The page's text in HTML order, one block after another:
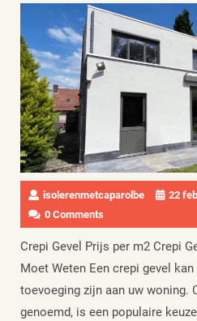
isolerenmetcaparolbe
22
0 Comments
Crepi Gevel Prijs per m2 Crepi
Moet Weten Een crepi gevel
toevoeging zijn aan uw woning.
genoemd, is een populaire